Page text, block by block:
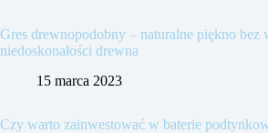
Gres drewnopodobny – naturalne piękno bez
niedoskonałości drewna
15 marca 2023
Czy warto zainwestować w baterie